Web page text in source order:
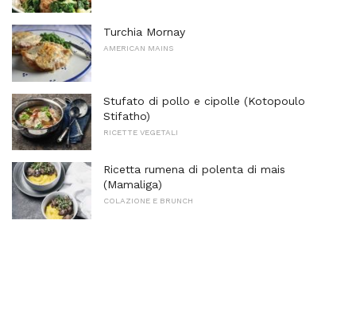
Turchia Mornay
AMERICAN MAINS
Stufato di pollo e cipolle (Kotopoulo
Stifatho)
RICETTE VEGETALI
Ricetta rumena di polenta di mais
(Mamaliga)
COLAZIONE E BRUNCH